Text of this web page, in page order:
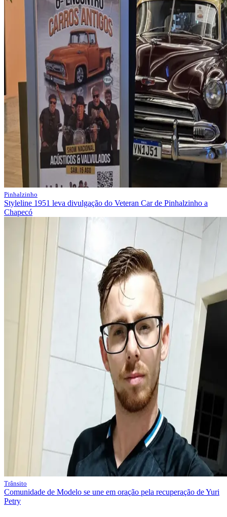
Pinhalzinho
Styleline 1951 leva divulgação do Veteran Car de Pinhalzinho a
Chapecó
Trânsito
Comunidade de Modelo se une em oração pela recuperação de Yuri
Petry